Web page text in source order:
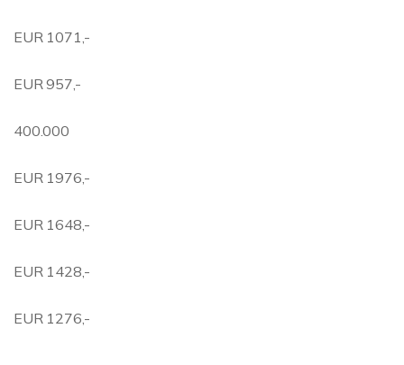
EUR 1071,-
EUR 957,-
400.000
EUR 1976,-
EUR 1648,-
EUR 1428,-
EUR 1276,-